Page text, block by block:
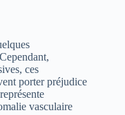
ces
porter préjudice
vasculaire